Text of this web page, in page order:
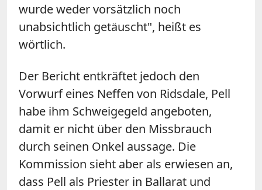
wurde weder vorsätzlich noch
unabsichtlich getäuscht", heißt es
wörtlich.
Der Bericht entkräftet jedoch den
Vorwurf eines Neffen von Ridsdale, Pell
habe ihm Schweigegeld angeboten,
damit er nicht über den Missbrauch
durch seinen Onkel aussage. Die
Kommission sieht aber als erwiesen an,
dass Pell als Priester in Ballarat und